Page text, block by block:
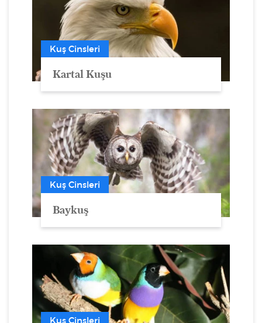
Kuş Cinsleri
Kartal Kuşu
Kuş Cinsleri
Baykuş
Kuş Cinsleri